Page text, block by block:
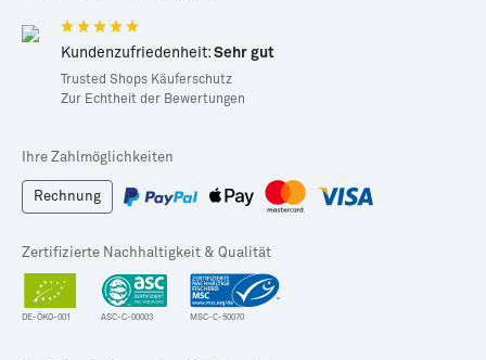
Kundenzufriedenheit: Sehr gut
Trusted Shops Käuferschutz
Zur Echtheit der Bewertungen
Ihre Zahlmöglichkeiten
Rechnung
Zertifizierte Nachhaltigkeit & Qualität
DE-ÖKO-001 ASC-C-00003 MSC-C-50070